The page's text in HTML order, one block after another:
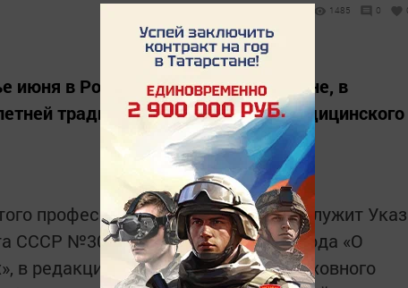
1485 0
июня в России, Беларуси, на Украине, в
традиции, отмечают День медицинского
профессионального праздника служит Указ
СССР №3018-Х от 1 октября 1980 года «О
в редакции Указа Президиума Верховного